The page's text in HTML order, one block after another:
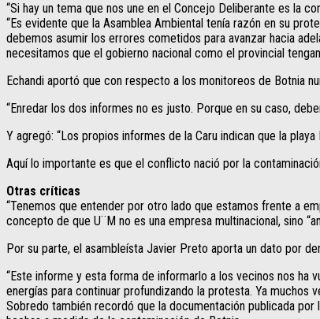
“Si hay un tema que nos une en el Concejo Deliberante es la
“Es evidente que la Asamblea Ambiental tenía razón en su
debemos asumir los errores cometidos para avanzar hacia
necesitamos que el gobierno nacional como el provincial
Echandi aportó que con respecto a los monitoreos de Botnia
“Enredar los dos informes no es justo. Porque en su caso,
Y agregó: “Los propios informes de la Caru indican que la
Aquí lo importante es que el conflicto nació por la
Otras críticas
“Tenemos que entender por otro lado que estamos frente a
concepto de que U¨M no es una empresa multinacional, sino
Por su parte, el asambleísta Javier Preto aporta un dato por
“Este informe y esta forma de informarlo a los vecinos nos ha
energías para continuar profundizando la protesta. Ya muchos
Sobredo también recordó que la documentación publicada